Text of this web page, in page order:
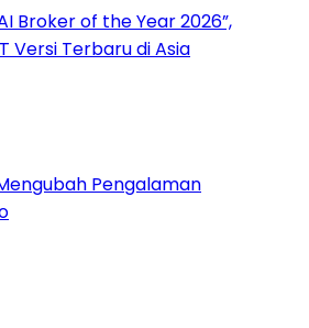
Broker of the Year 2026”,
Versi Terbaru di Asia
Pengalaman